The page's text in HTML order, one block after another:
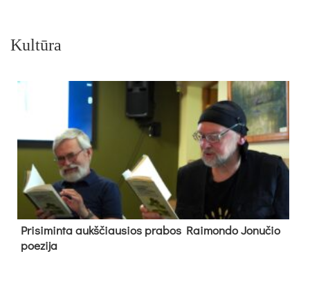
Kultūra
Pri­si­min­ta aukš­čiau­sios pra­bos Rai­mon­do Jo­nu­čio
poe­zi­ja